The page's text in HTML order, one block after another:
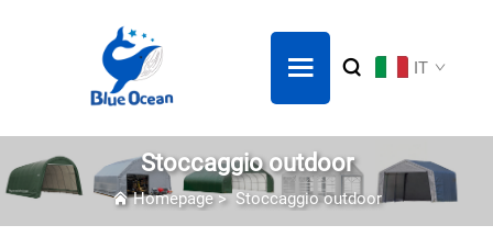
IT
Stoccaggio outdoor
Homepage> Stoccaggio outdoor